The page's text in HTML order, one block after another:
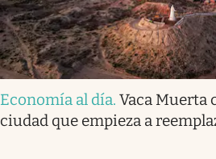
Economía al día. Vaca Muerta
ciudad que empieza a